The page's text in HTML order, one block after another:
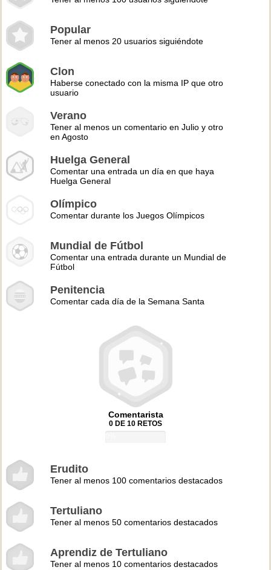
Popular
Tener al menos 20 usuarios siguiéndote
Clon
Haberse conectado con la misma IP que otro
usuario
Verano
Tener al menos un comentario en Julio y otro
en Agosto
Huelga General
Comentar una entrada un día en que haya
Huelga General
Olímpico
Comentar durante los Juegos Olímpicos
Mundial de Fútbol
Comentar una entrada durante un Mundial de
Fútbol
Penitencia
Comentar cada día de la Semana Santa
Comentarista
0 DE 10 RETOS
Erudito
Tener al menos 100 comentarios destacados
Tertuliano
Tener al menos 50 comentarios destacados
Aprendiz de Tertuliano
Tener al menos 10 comentarios destacados